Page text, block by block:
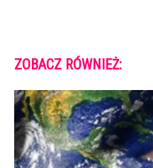
ZOBACZ RÓWNIEŻ: